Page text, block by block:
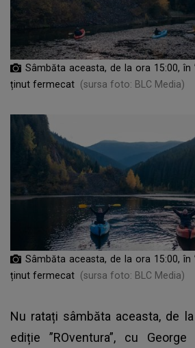
Sâmbăta aceasta, de la ora 15:00, în
ținut fermecat (sursa foto: BLC Media)
Sâmbăta aceasta, de la ora 15:00, în
ținut fermecat (sursa foto: BLC Media)
Nu ratați sâmbăta aceasta, de
ediție ”ROventura”, cu